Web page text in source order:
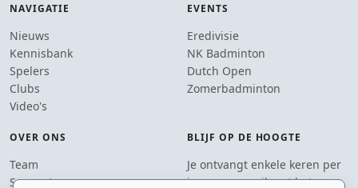
NAVIGATIE
Nieuws
Kennisbank
Spelers
Clubs
Video's
EVENTS
Eredivisie
NK Badminton
Dutch Open
Zomerbadminton
OVER ONS
Team
Supporters
BLIJF OP DE HOOGTE
Je ontvangt enkele keren per
jaar een e-mail met het